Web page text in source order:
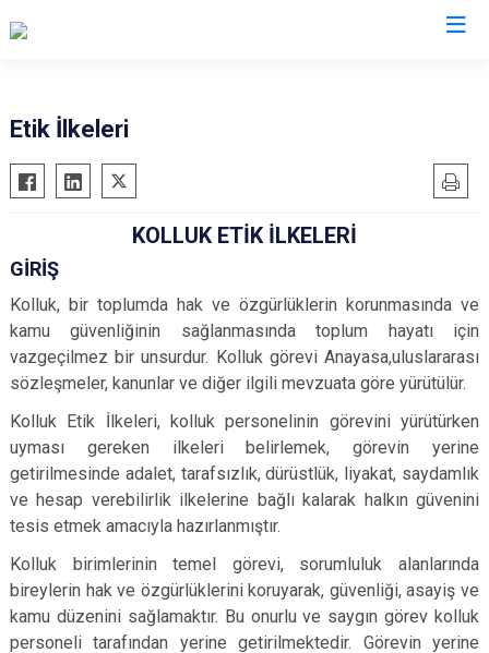
Etik İlkeleri
KOLLUK ETİK İLKELERİ
GİRİŞ
Kolluk, bir toplumda hak ve özgürlüklerin korunmasında ve
kamu güvenliğinin sağlanmasında toplum hayatı için
vazgeçilmez bir unsurdur. Kolluk görevi Anayasa,uluslararası
sözleşmeler, kanunlar ve diğer ilgili mevzuata göre yürütülür.
Kolluk Etik İlkeleri, kolluk personelinin görevini yürütürken
uyması gereken ilkeleri belirlemek, görevin yerine
getirilmesinde adalet, tarafsızlık, dürüstlük, liyakat, saydamlık
ve hesap verebilirlik ilkelerine bağlı kalarak halkın güvenini
tesis etmek amacıyla hazırlanmıştır.
Kolluk birimlerinin temel görevi, sorumluluk alanlarında
bireylerin hak ve özgürlüklerini koruyarak, güvenliği, asayiş ve
kamu düzenini sağlamaktır. Bu onurlu ve saygın görev kolluk
personeli tarafından yerine getirilmektedir. Görevin yerine